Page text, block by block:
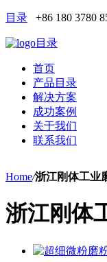
目录 +86 180 3780
目录
首页
产品目录
解决方案
成功案例
关于我们
联系我们
Home/浙江刚体工业
浙江刚体